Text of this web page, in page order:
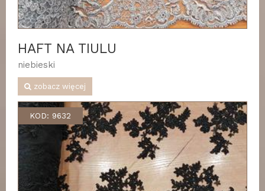
HAFT NA TIULU
niebieski
zobacz więcej
KOD: 9632